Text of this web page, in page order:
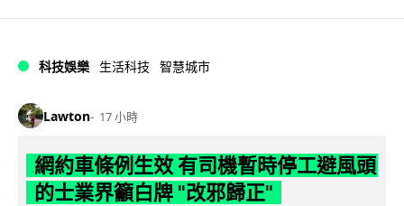
科技娛樂 生活科技 智慧城市
Lawton 17 小時
網約車條例生效 有司機暫時停工避風頭
的士業界籲白牌 "改邪歸正"